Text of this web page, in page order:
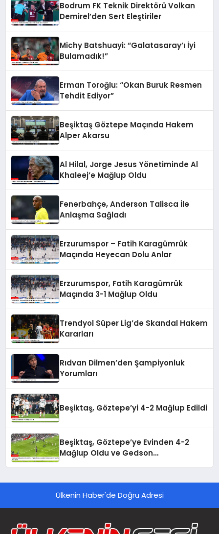
Bodrum FK Teknik Direktörü Volkan
Demirel’den Sert Eleştiriler
Michy Batshuayi: “Galatasaray’ı İyi
Bulamadık!”
Erman Toroğlu: “Okan Buruk Resmen
Tehdit Ediyor”
Beşiktaş Göztepe Maçında Hakem
Alper Akarsu
Al Hilal, Jorge Jesus Yönetiminde Al
Khaleej’e Mağlup Oldu
Fenerbahçe, Anderson Talisca İle
Anlaşma Sağladı
Erzurumspor – Fatih Karagümrük
Maçında Heyecan Dolu Anlar
Erzurumspor, Fatih Karagümrük
Maçında 3-1 Mağlup Oldu
Trendyol Süper Lig’de Skandal Hakem
Kararları
Rıdvan Dilmen’den Şampiyonluk
Yorumları
Beşiktaş, Göztepe’yi 4-2 Mağlup Edildi
Beşiktaş, Göztepe’ye Evinden 4-2
Mağlup Oldu ve Gedson
Ülkenin Haber'de Doğru Adresi